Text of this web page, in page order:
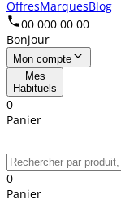
OffresMarquesBlog
00 000 00 00
Bonjour
Mon compte
Mes
Habituels
0
Panier
0
Panier